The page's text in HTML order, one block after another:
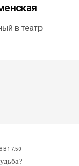
в театр
В 17:50